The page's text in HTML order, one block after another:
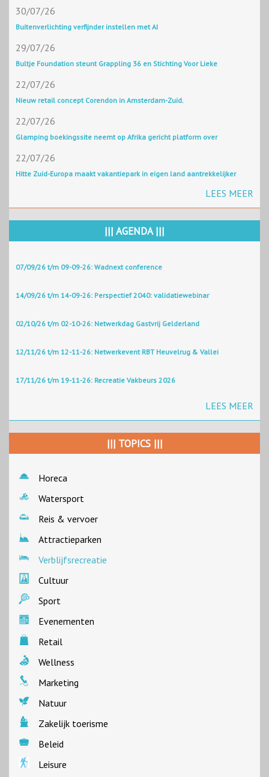
30/07/26
Buitenverlichting verfijnder instellen met AI
29/07/26
Bultje Foundation steunt Grappling 36 en Stichting Voor Lieke
22/07/26
Nieuw retail concept Corendon in Amsterdam-Zuid.
22/07/26
Glamping boekingssite neemt op Afrika gericht platform over
22/07/26
Hitte Zuid-Europa maakt vakantiepark in eigen land aantrekkelijker
LEES MEER
||| AGENDA |||
07/09/26 t/m 09-09-26: Wadnext conference
14/09/26 t/m 14-09-26: Perspectief 2040: validatiewebinar
02/10/26 t/m 02-10-26: Netwerkdag Gastvrij Gelderland
12/11/26 t/m 12-11-26: Netwerkevent RBT Heuvelrug & Vallei
17/11/26 t/m 19-11-26: Recreatie Vakbeurs 2026
LEES MEER
||| TOPICS |||
Horeca
Watersport
Reis & vervoer
Attractieparken
Verblijfsrecreatie
Cultuur
Sport
Evenementen
Retail
Wellness
Marketing
Natuur
Zakelijk toerisme
Beleid
Leisure